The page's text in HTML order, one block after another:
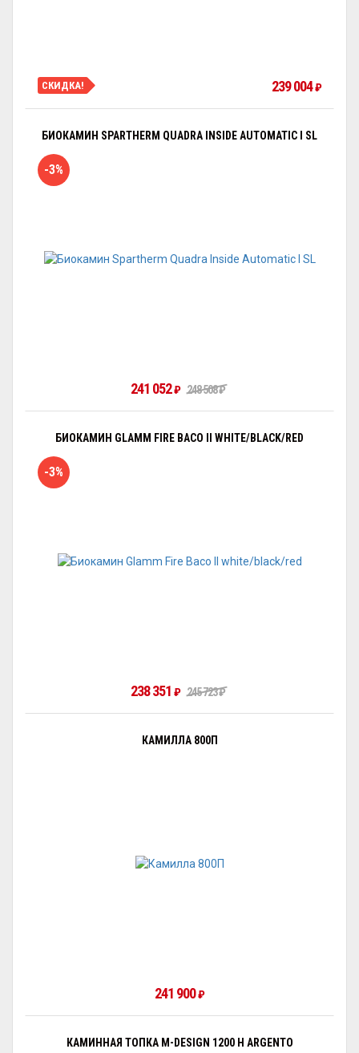
СКИДКА! 239 004₽
БИОКАМИН SPARTHERM QUADRA INSIDE AUTOMATIC I SL
-3%
241 052₽ 248 508₽
БИОКАМИН GLAMM FIRE BACO II WHITE/BLACK/RED
-3%
238 351 ₽ 245 723₽
КАМИЛЛА 800П
241 900₽
КАМИННАЯ ТОПКА M-DESIGN 1200 H ARGENTO